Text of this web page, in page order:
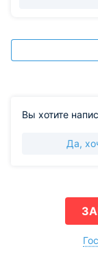
внимание к
приятными
Вы хотите
Да,